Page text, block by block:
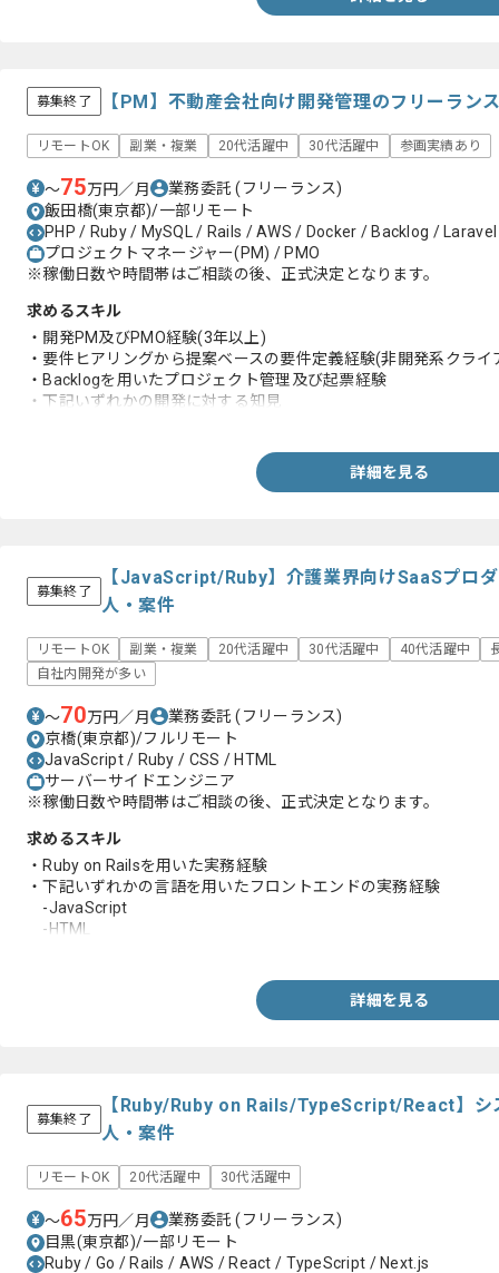
募集終了 【PM】不動産会社向け開発管理のフリーラン
リモートOK 副業・複業 20代活躍中 30代活躍中 参画実績あり
〜75万円／月 業務委託(フリーランス)
飯田橋(東京都)/一部リモート
PHP / Ruby / MySQL / Rails / AWS / Docker / Backlog /
プロジェクトマネージャー(PM) / PMO
※稼働日数や時間帯はご相談の後、正式決定となります。
求めるスキル
・開発PM及びPMO経験(3年以上)
・要件ヒアリングから提案ベースの要件定義経験(非開発系クライ
・Backlogを用いたプロジェクト管理及び起票経験
・下記いずれかの開発に対する知見
詳細を見る
募集終了
【JavaScript/Ruby】介護業界向けSaaSプロ
人・案件
リモートOK 副業・複業 20代活躍中 30代活躍中 40代活躍中
自社内開発が多い
〜70万円／月 業務委託(フリーランス)
京橋(東京都)/フルリモート
JavaScript / Ruby / CSS / HTML
サーバーサイドエンジニア
※稼働日数や時間帯はご相談の後、正式決定となります。
求めるスキル
・Ruby on Railsを用いた実務経験
・下記いずれかの言語を用いたフロントエンドの実務経験
-JavaScript
-HTML
詳細を見る
募集終了
【Ruby/Ruby on Rails/TypeScript/React】シ
人・案件
リモートOK 20代活躍中 30代活躍中
〜65万円／月 業務委託(フリーランス)
目黒(東京都)/一部リモート
Ruby / Go / Rails / AWS / React / TypeScript / Next.js